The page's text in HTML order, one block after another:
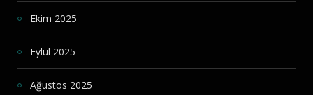
Ekim 2025
Eylül 2025
Ağustos 2025